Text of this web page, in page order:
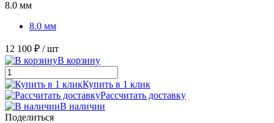
8.0 мм
8.0 мм
12 100 ₽ / шт
В корзину
Купить в 1 клик
Рассчитать доставку
В наличии
Поделиться